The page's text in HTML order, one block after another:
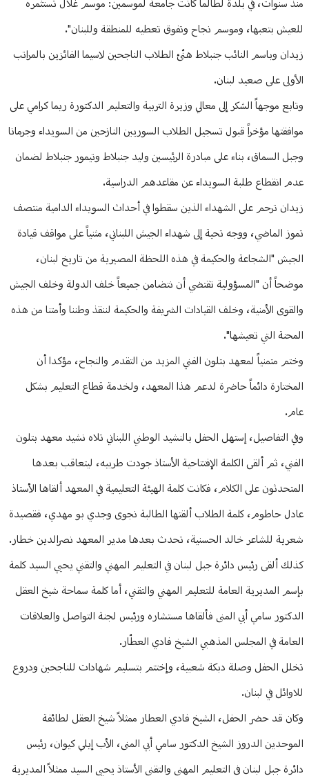
منذ سنوات، في بلدة لطالما كانت جامعة لموسمين: موسم غلال تستثمره
للعيش بتعبها، وموسم نجاح وتفوق تعطيه للمنطقة وللبنان".
زيدان وباسم النائب جنبلاط هنّئ الطلاب الناجحين لاسيما الفائزين بالمراتب
الأولى على صعيد لبنان.
وتابع موجهاً الشكر إلى معالي وزيرة التربية والتعليم الدكتورة ريما كرامي على
موافقتها مؤخراً قبول تسجيل الطلاب السوريين النازحين من السويداء وجرمانا
وجبل السماق، بناء على مبادرة الرئيسين وليد جنبلاط وتيمور جنبلاط لضمان
عدم انقطاع طلبة السويداء عن مقاعدهم الدراسية.
زيدان ترحم على الشهداء الذين سقطوا في أحداث السويداء الدامية منتصف
تموز الماضي، ووجه تحية إلى شهداء الجيش اللبناني، مثنياً على مواقف قيادة
الجيش "الشجاعة والحكيمة في هذه اللحظة المصيرية من تاريخ لبنان،
موضحاً أن "المسؤولية تقتضي أن نتضامن جميعاً خلف الدولة وخلف الجيش
والقوى الأمنية، وخلف القيادات الشريفة والحكيمة لننقذ وطننا وأمتنا من هذه
المحنة التي تعيشها".
وختم متمنياً لمعهد بتلون الفني المزيد من التقدم والنجاح، مؤكدا أن
المختارة دائماً حاضرة لدعم هذا المعهد، ولخدمة قطاع التعليم بشكل
عام.
وفي التفاصيل، إستهل الحفل بالنشيد الوطني اللبناني تلاه نشيد معهد بتلون
الفني، ثم ألقى الكلمة الإفتتاحية الأستاذ جودت طربيه، ليتعاقب بعدها
المتحدثون على الكلام، فكانت كلمة الهيئة التعليمية في المعهد ألقاها الأستاذ
عادل حاطوم، كلمة الطلاب ألقتها الطالبة نجوى وجدي بو مهدي، فقصيدة
شعرية للشاعر خالد الحسنية، تحدث بعدها مدير المعهد نصرالدين خطار.
كذلك ألقى رئيس دائرة جبل لبنان في التعليم المهني والتقني يحيي السيد كلمة
بإسم المديرية العامة للتعليم المهني والتقني، أما كلمة سماحة شيخ العقل
الدكتور سامي أبي المنى فألقاها مستشاره ورئيس لجنة التواصل والعلاقات
العامة في المجلس المذهبي الشيخ فادي العطّار.
تخلل الحفل وصلة دبكة شعبية، وإختتم بتسليم شهادات للناجحين ودروع
للاوائل في لبنان.
وكان قد حضر الحفل، الشيخ فادي العطار ممثلاً شيخ العقل لطائفة
الموحدين الدروز الشيخ الدكتور سامي أبي المنى، الأب إيلي كيوان، رئيس
دائرة جبل لبنان في التعليم المهني والتقني الأستاذ يحيى السيد ممثلاً المديرية